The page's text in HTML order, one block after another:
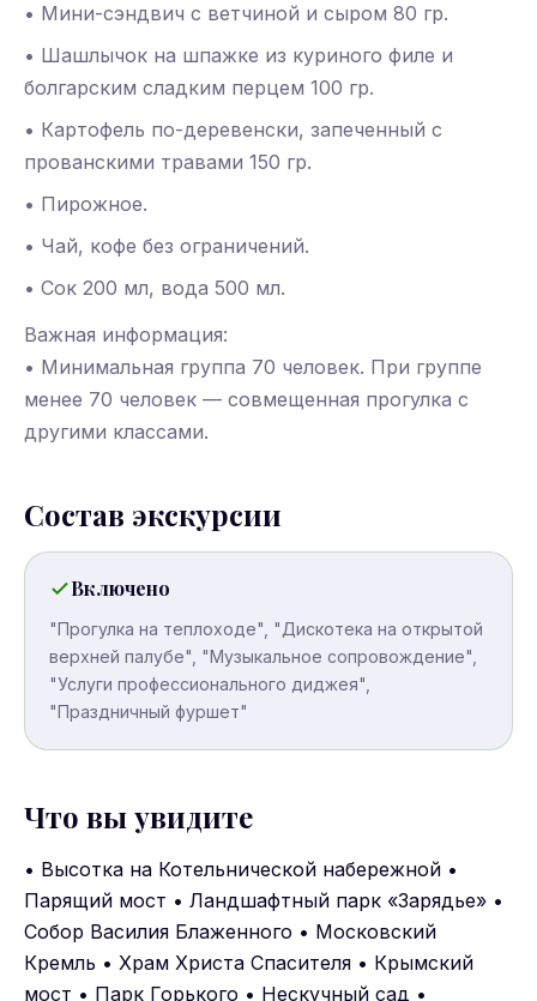
• Мини-сэндвич с ветчиной и сыром 80 гр.
• Шашлычок на шпажке из куриного филе и
болгарским сладким перцем 100 гр.
• Картофель по-деревенски, запеченный с
прованскими травами 150 гр.
• Пирожное.
• Чай, кофе без ограничений.
• Сок 200 мл, вода 500 мл.
Важная информация:
• Минимальная группа 70 человек. При группе
менее 70 человек — совмещенная прогулка с
другими классами.
Состав экскурсии
Включено
"Прогулка на теплоходе", "Дискотека на открытой
верхней палубе", "Музыкальное сопровождение",
"Услуги профессионального диджея",
"Праздничный фуршет"
Что вы увидите
• Высотка на Котельнической набережной •
Парящий мост • Ландшафтный парк «Зарядье» •
Собор Василия Блаженного • Московский
Кремль • Храм Христа Спасителя • Крымский
мост • Парк Горького • Нескучный сад •